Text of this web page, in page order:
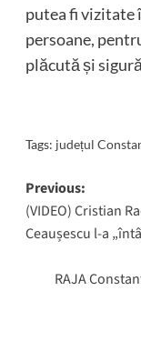
putea fi vizitate
persoane,
plăcută și
Tags: județul
Post
Previous:
(VIDEO) Cristian
Ceaușescu l-a
RAJA